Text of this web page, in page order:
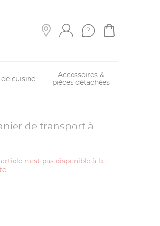
cuisine
Accessoires &
pièces détachées
de transport à
n'est pas disponible à la